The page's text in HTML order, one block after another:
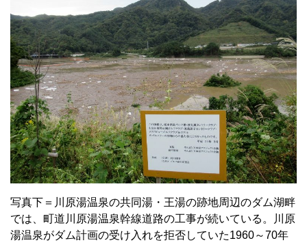
写真下＝川原湯温泉の共同湯・王湯の跡地周辺のダム湖畔
では、町道川原湯温泉幹線道路の工事が続いている。川原
湯温泉がダム計画の受け入れを拒否していた1960～70年